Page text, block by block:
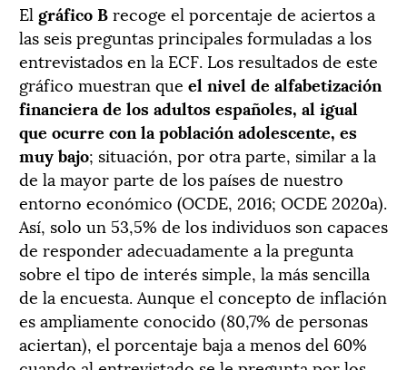
El gráfico Brecoge el porcentaje de aciertos a
las seis preguntas principales formuladas a los
entrevistados en la ECF. Los resultados de este
gráfico muestran que el nivel de alfabetización
financiera de los adultos españoles, al igual
que ocurre con la población adolescente, es
muy bajo; situación, por otra parte, similar a la
de la mayor parte de los países de nuestro
entorno económico (OCDE, 2016; OCDE 2020a).
Así, solo un 53,5% de los individuos son capaces
de responder adecuadamente a la pregunta
sobre el tipo de interés simple, la más sencilla
de la encuesta. Aunque el concepto de inflación
es ampliamente conocido (80,7% de personas
aciertan), el porcentaje baja a menos del 60%